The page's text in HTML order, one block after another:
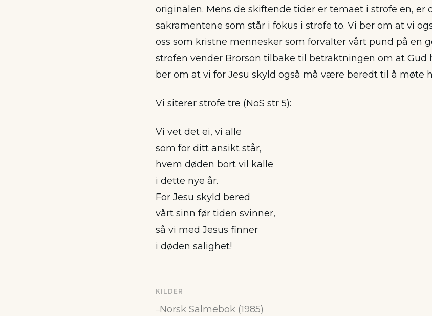
originalen. Mens de skiftende tider er temaet i strofe en, er
sakramentene som står i fokus i strofe to. Vi ber om at vi
oss som kristne mennesker som forvalter vårt pund på en
strofen vender Brorson tilbake til betraktningen om at Gud
ber om at vi for Jesu skyld også må være beredt til å møte
Vi siterer strofe tre (NoS str 5):
Vi vet det ei, vi alle
som for ditt ansikt står,
hvem døden bort vil kalle
i dette nye år.
For Jesu skyld bered
vårt sinn før tiden svinner,
så vi med Jesus finner
i døden salighet!
KILDER
–Norsk Salmebok (1985)